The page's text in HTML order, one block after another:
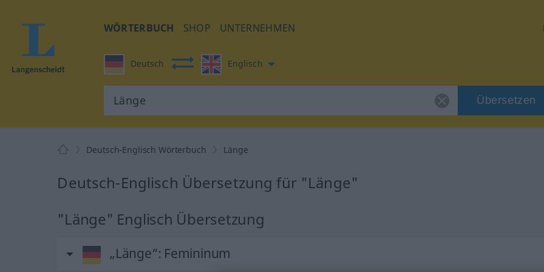
WÖRTERBUCH SHOP UNTERNEHMEN
Deutsch Englisch
Übersetzen
Deutsch-Englisch Wörterbuch Länge
Deutsch-Englisch Übersetzung für "Länge"
"Länge" Englisch Übersetzung
„Länge“: Femininum